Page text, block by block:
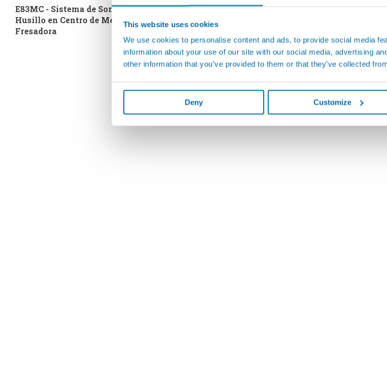
This website uses cookies
We use cookies to personalise content and ads, to provide social media
information about your use of our site with our social media, advertising
other information that you’ve provided to them or that they’ve collected
Deny Customize
E83MC - Sistema de Sondeo para
Husillo en Centro de Mecanizado y
Fresadora
E88 - Sistema de Sondeo para
Máquinas con Cambio Manual de
WRS -
en